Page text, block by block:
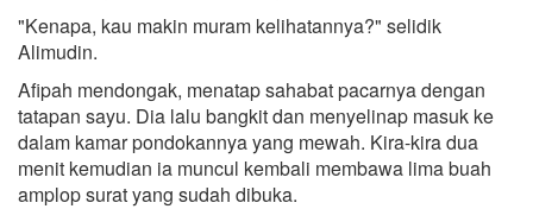
"Kenapa, kau makin muram kelihatannya?" selidik
Alimudin.
Afipah mendongak, menatap sahabat pacarnya dengan
tatapan sayu. Dia lalu bangkit dan menyelinap masuk ke
dalam kamar pondokannya yang mewah. Kira-kira dua
menit kemudian ia muncul kembali membawa lima buah
amplop surat yang sudah dibuka.